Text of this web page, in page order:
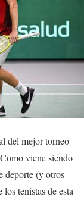
del mejor torneo
Como viene siendo
deporte (y otros
tenistas de esta